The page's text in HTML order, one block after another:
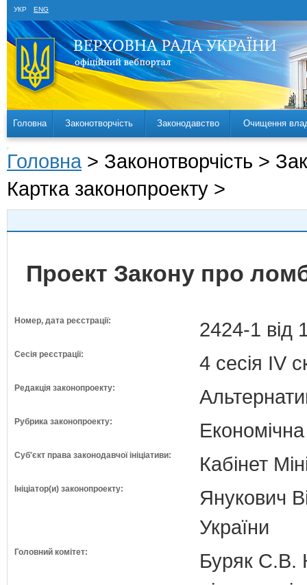
УКР ENG
Головна Законотворчість Законодавство Очищення
Головна > Законотворчість >
Картка законопроекту >
Проект Закону про
Номер, дата реєстрації: 2424-1 від
Сесія реєстрації: 4 сесія IV
Редакція законопроекту:
Рубрика законопроекту:
Суб'єкт права законодавчої ініціативи: Кабінет
Ініціатор(и) законопроекту:
Янукович
України
Головний комітет:
Буряк С.В.